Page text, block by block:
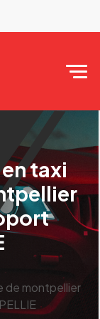
taxi
de montpellier